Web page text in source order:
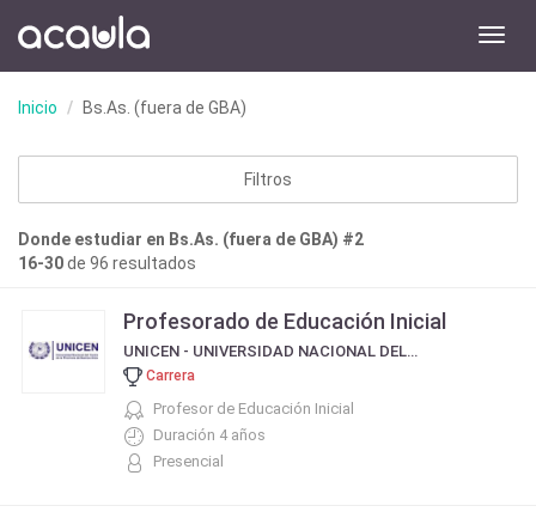
Inicio Bs.As. (fuera de GBA)
Filtros
Donde estudiar en Bs.As. (fuera de GBA) #2
16-30de 96 resultados
Profesorado de Educación Inicial
UNICEN - UNIVERSIDAD NACIONAL DEL CENTRO DE LA PROVINCIA DE BUENOS AIRES
Carrera
Profesor de Educación Inicial
Duración 4 años
Presencial